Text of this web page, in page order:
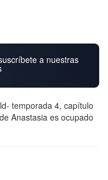
a nuestras
temporada 4, capítulo
Anastasia es ocupado